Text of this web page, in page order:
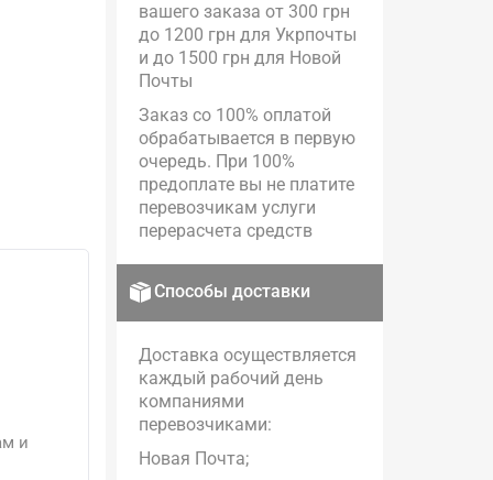
и
вашего заказа от 300 грн
до 1200 грн для Укрпочты
и до 1500 грн для Новой
Почты
Заказ со 100% оплатой
обрабатывается в первую
очередь. При 100%
предоплате вы не платите
перевозчикам услуги
перерасчета средств
Способы доставки
Доставка осуществляется
каждый рабочий день
компаниями
перевозчиками:
Новая Почта;